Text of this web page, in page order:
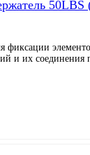
50LBS
фиксации
и их соединения